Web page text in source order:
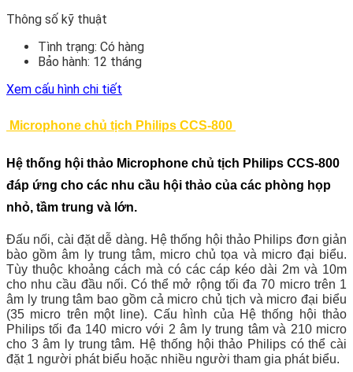
Thông số kỹ thuật
Tình trạng: Có hàng
Bảo hành: 12 tháng
Xem cấu hình chi tiết
Microphone chủ tịch Philips CCS-800
Hệ thống hội thảo Microphone chủ tịch Philips CCS-800
đáp ứng cho các nhu cầu hội thảo của các phòng họp
nhỏ, tầm trung và lớn.
Đấu nối, cài đặt dễ dàng. Hệ thống hội thảo Philips đơn giản
bào gồm âm ly trung tâm, micro chủ tọa và micro đại biểu.
Tùy thuộc khoảng cách mà có các cáp kéo dài 2m và 10m
cho nhu cầu đầu nối. Có thể mở rộng tối đa 70 micro trên 1
âm ly trung tâm bao gồm cả micro chủ tịch và micro đại biểu
(35 micro trên một line). Cấu hình của Hệ thống hội thảo
Philips tối đa 140 micro với 2 âm ly trung tâm và 210 micro
cho 3 âm ly trung tâm. Hệ thống hội thảo Philips có thể cài
đặt 1 người phát biểu hoặc nhiều người tham gia phát biểu.